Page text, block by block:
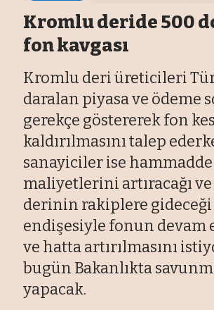
Kromlu deride 500
fon kavgası
Kromlu deri üreticileri
daralan piyasa ve ödeme
gerekçe göstererek fon
kaldırılmasını talep
sanayiciler ise hammadde
maliyetlerini artıracağı
derinin rakiplere gideceği
endişesiyle fonun devam
ve hatta artırılmasını
bugün Bakanlıkta
yapacak.